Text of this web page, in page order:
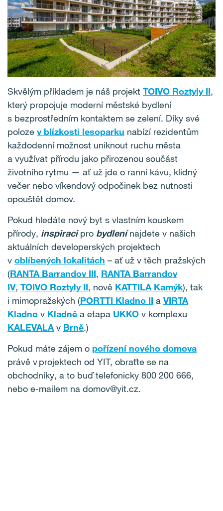
Skvělým příkladem je náš projekt TOIVO Roztyly II,
který propojuje moderní městské bydlení
s bezprostředním kontaktem se zelení. Díky své
poloze v blízkosti lesoparku nabízí rezidentům
každodenní možnost uniknout ruchu města
a využívat přírodu jako přirozenou součást
životního rytmu — ať už jde o ranní kávu, klidný
večer nebo víkendový odpočinek bez nutnosti
opouštět domov.
Pokud hledáte nový byt s vlastním kouskem
přírody, inspiracipro bydlenínajdete v našich
aktuálních developerských projektech
v oblíbených lokalitách – ať už v těch pražských
(RANTA Barrandov III, RANTA Barrandov
IV, TOIVO Roztyly II, nově KATTILA Kamýk), tak
i mimopražských (PORTTI Kladno II a VIRTA
Kladno v Kladně a etapa UKKO v komplexu
KALEVALA v Brně.)
Pokud máte zájem o pořízení nového domova
právě v projektech od YIT, obraťte se na
obchodníky, a to buď telefonicky 800 200 666,
nebo e-mailem na domov@yit.cz.